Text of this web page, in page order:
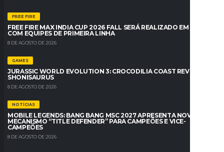
FREE FIRE
FREE FIRE MAX INDIA CUP 2026 FALL SERÁ REALIZADO EM BREVE
COM EQUIPES DE PRIMEIRA LINHA
8 DE AGOSTO DE 2026
GAMES
JURASSIC WORLD EVOLUTION 3: CROCODILIA COAST REVELA O
SHONISAURUS
8 DE AGOSTO DE 2026
NOTÍCIAS
MOBILE LEGENDS: BANG BANG MSC 2027 APRESENTA NOVO
MECANISMO “TITLE DEFENDER” PARA CAMPEÕES E VICE-
CAMPEÕES
8 DE AGOSTO DE 2026